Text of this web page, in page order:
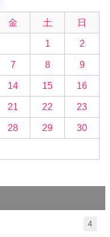
金 土 日
1 2
7 8 9
14 15 16
21 22 23
28 29 30
4